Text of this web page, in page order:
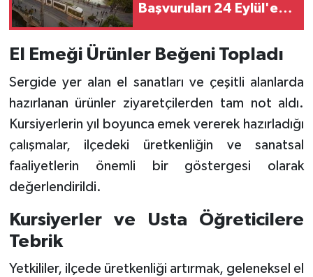
Başvuruları 24 Eylül'e
El Emeği Ürünler Beğeni Topladı
Sergide yer alan el sanatları ve çeşitli alanlarda
hazırlanan ürünler ziyaretçilerden tam not aldı.
Kursiyerlerin yıl boyunca emek vererek hazırladığı
çalışmalar, ilçedeki üretkenliğin ve sanatsal
faaliyetlerin önemli bir göstergesi olarak
değerlendirildi.
Kursiyerler ve Usta Öğreticilere
Tebrik
Yetkililer, ilçede üretkenliği artırmak, geleneksel el